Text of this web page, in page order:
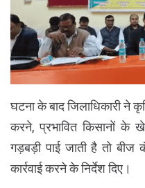
घटना के बाद जिलाधिकारी ने
करने, प्रभावित किसानों के
गड़बड़ी पाई जाती है तो
कार्रवाई करने के निर्देश दिए।